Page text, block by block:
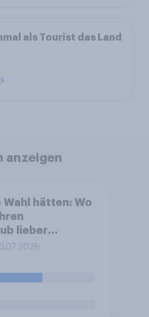
als Tourist das Land
anzeigen
Wahl hätten: Wo
lieber